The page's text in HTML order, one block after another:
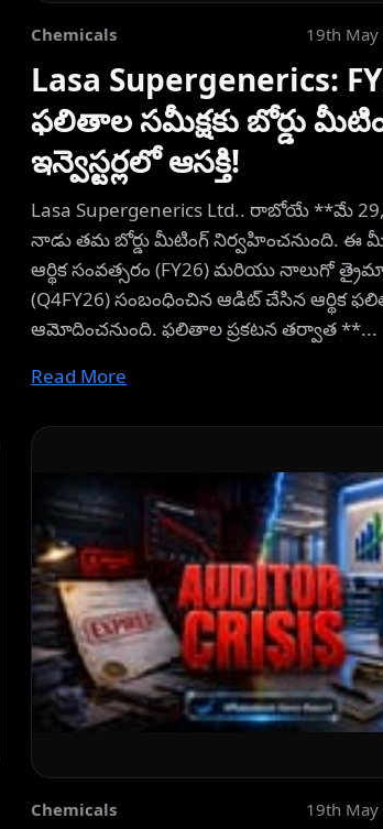
Chemicals 19th
Lasa Supergenerics:
ఫలితాల సమీక్షకు బోర్డు
ఇన్వెస్టర్లలో ఆసక్తి!
Lasa Supergenerics Ltd.. రాబోయే **మే
నాడు తమ బోర్డు మీటింగ్ నిర్వహించనుంది. ఈ
ఆర్థిక సంవత్సరం (FY26) మరియు నాలుగో
(Q4FY26) సంబంధించిన ఆడిట్ చేసిన ఆర్థిక
ఆమోదించనుంది. ఫలితాల ప్రకటన తర్వాత **...
Read More
Chemicals 19th